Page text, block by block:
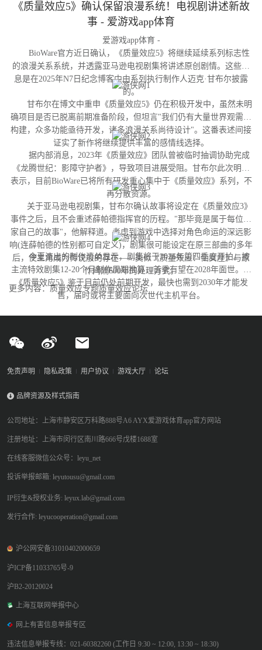
《质量效应5》确认保留浪漫系统！电视剧讲述新故
事 - 爱游戏app体育
爱游戏app体育 -
BioWare官方近日确认，《质量效应5》将继续延续系列标志性
的浪漫关系系统，并透露亚马逊电视剧集将讲述原创剧情。这些消
息是在2025年N7日纪念博客中由系列执行制作人迈克·甘布尔披露
的。
甘布尔在博文中重申《质量效应5》仍在积极开发中，虽然未明
确项目是否已脱离前期准备阶段，但坦言"我们仍有大量世界观需要
构建，众多功能亟待开发，诸多浪漫关系尚待设计"。这番表述间接
证实了新作将继续提供丰富的感情线选择。
据内部消息，2023年《质量效应》团队曾被临时抽调协助完成
《龙腾世纪：影障守护者》，导致项目进展受阻。甘布尔此次明确
表示，目前BioWare已将所有研发重心集中于《质量效应》系列，不
再分散资源。
关于亚马逊电视剧集，甘布尔确认故事将设定在《质量效应3》
事件之后，且不会重述薛帕德指挥官的历程。"那毕竟是属于每位玩
家自己的故事"，他解释道。考虑到游戏中选择对角色命运的深远影
响(连薛帕德的性别都可自定义)，剧集很可能设定在原三部曲的多年
后，使主角成为传说般的存在——类似《质量效应：仙女座》与原
作间隔600年的处理方式。
今夏流出的制作清单显示，剧集将于2026年第四季度开拍。按
主流特效剧集12-20个月制作周期推算，首季有望在2028年面世。而
《质量效应5》鉴于目前仍处前期开发，最快也需到2030年才能发
售，届时或将主要面向次世代主机平台。
更多内容：质量效应专题质量效应论坛
免责声明 隐私政策 用户协议 游戏大厅 论坛
品牌资源及样式指南
公司地址：上海市静安区万科路888号A6 AYX爱游戏体育app官方网站
注册地址：上海市闵行区南川路666号戊楼1688室
在线客服微信公众号：leyu_net
投诉举报邮箱: leyutousu@gmail.com
IP衍生&授权业务: leyux.lab@gmail.com
发行合作: leyucooperation@gmail.com
沪公网安备31010402000659
沪ICP备11033765号-9
沪B2-20120024
上海互联网举报中心
网上有害信息举报专区
违法信息举报专线：021-60382260 (工作日 9:30 ~ 12:00, 13:30 ~ 18:30)